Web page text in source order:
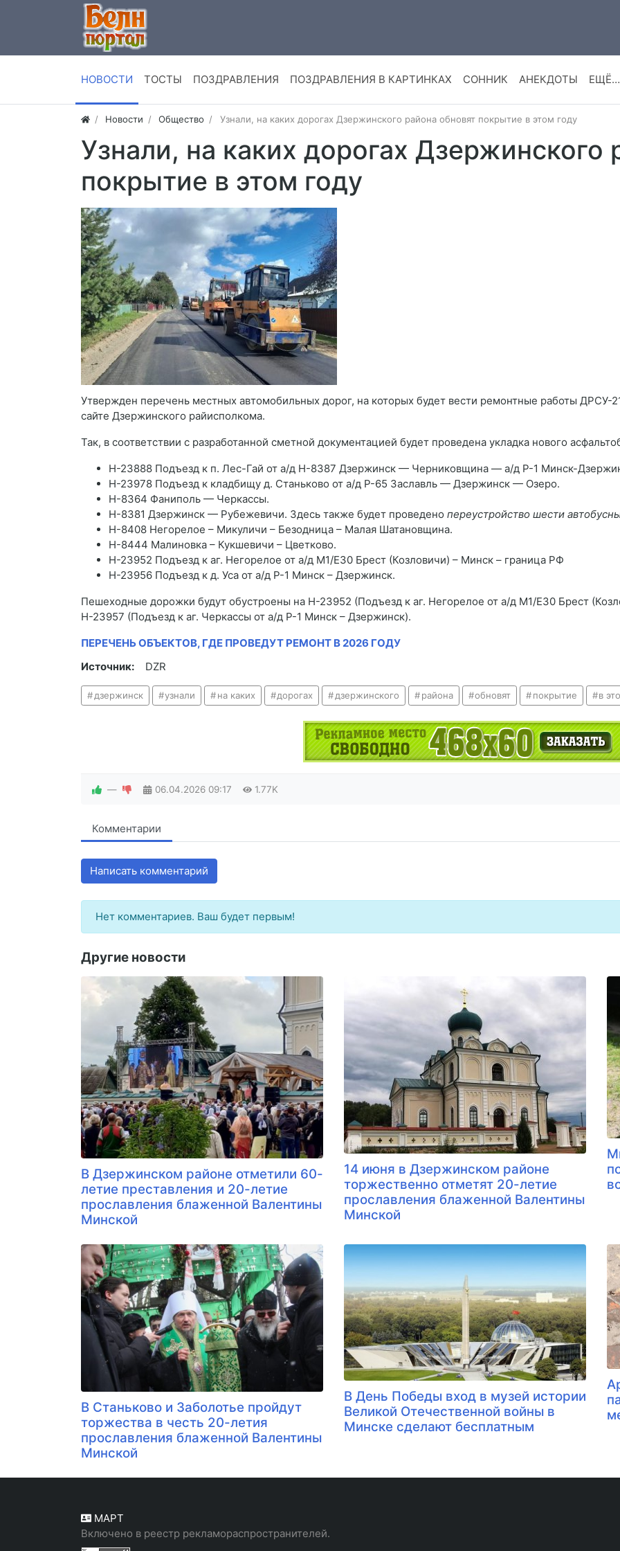
НОВОСТИ ТОСТЫ ПОЗДРАВЛЕНИЯ ПОЗДРАВЛЕНИЯ В КАРТИНКАХ СОННИК АНЕКДОТЫ ЕЩЁ…
Новости Общество Узнали, на каких дорогах Дзержинского района обновят покрытие в этом году
Узнали, на каких дорогах Дзержинского
покрытие в этом году
Утвержден перечень местных автомобильных дорог, на которых будет вести ремонтные работы ДРСУ-
сайте Дзержинского райисполкома.
Так, в соответствии с разработанной сметной документацией будет проведена укладка нового
Н-23888 Подъезд к п. Лес-Гай от а/д Н-8387 Дзержинск — Черниковщина — а/д Р-1 Минск-
Н-23978 Подъезд к кладбищу д. Станьково от а/д Р-65 Заславль — Дзержинск — Озеро.
Н-8364 Фаниполь — Черкассы.
Н-8381 Дзержинск — Рубежевичи. Здесь также будет проведено переустройство шести
Н-8408 Негорелое – Микуличи – Безодница – Малая Шатановщина.
Н-8444 Малиновка – Кукшевичи – Цветково.
Н-23952 Подъезд к аг. Негорелое от а/д М1/Е30 Брест (Козловичи) – Минск – граница РФ
Н-23956 Подъезд к д. Уса от а/д Р-1 Минск – Дзержинск.
Пешеходные дорожки будут обустроены на Н-23952 (Подъезд к аг. Негорелое от а/д М1/Е30 Брест
Н-23957 (Подъезд к аг. Черкассы от а/д Р-1 Минск – Дзержинск).
ПЕРЕЧЕНЬ ОБЪЕКТОВ, ГДЕ ПРОВЕДУТ РЕМОНТ В 2026 ГОДУ
Источник:
DZR
дзержинск узнали на каких дорогах дзержинского района обновят покрытие в
— 06.04.2026 09:17 1.77K
Комментарии
Написать комментарий
Нет комментариев. Ваш будет первым!
Другие новости
В Дзержинском районе отметили 60-
летие преставления и 20-летие
прославления блаженной Валентины
Минской
14 июня в Дзержинском районе
торжественно отметят 20-летие
прославления блаженной Валентины
Минской
В Станьково и Заболотье пройдут
торжества в честь 20-летия
прославления блаженной Валентины
Минской
В День Победы вход в музей истории
Великой Отечественной войны в
Минске сделают бесплатным
МАРТ
Включено в реестр рекламораспространителей.